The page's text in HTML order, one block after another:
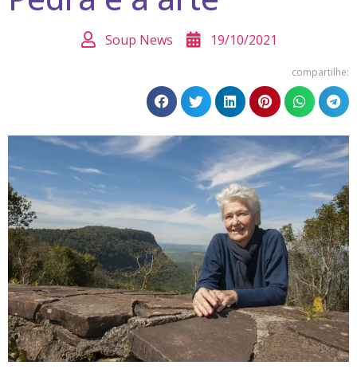
Soup News 19/10/2021
compartilhe: